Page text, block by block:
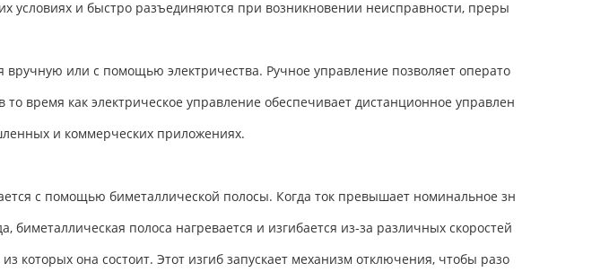
условиях и быстро разъединяются при возникновении неисправности, преры
вручную или с помощью электричества. Ручное управление позволяет операто
время как электрическое управление обеспечивает дистанционное управлен
и коммерческих приложениях.
с помощью биметаллической полосы. Когда ток превышает номинальное зн
биметаллическая полоса нагревается и изгибается из-за различных скоростей
которых она состоит. Этот изгиб запускает механизм отключения, чтобы разо